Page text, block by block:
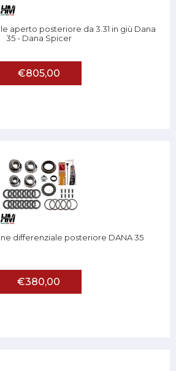
aperto posteriore da 3.31 in giù Dana
35 - Dana Spicer
€805,00
differenziale posteriore DANA 35
€380,00